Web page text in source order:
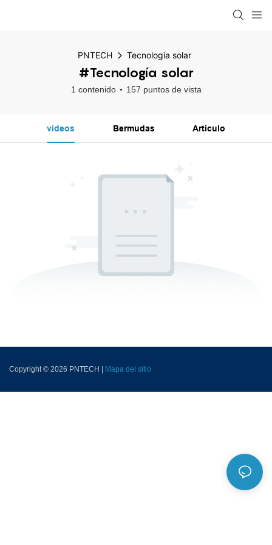
PNTECH Tecnología solar
#Tecnología solar
1 contenido 157 puntos de vista
videos Bermudas Artículo
Copyright © 2026 PNTECH | Mapa del sitio